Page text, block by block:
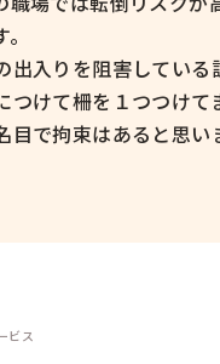
出入りを阻害してい
つけて柵を１つつけ
目で拘束はあると思い
ビス